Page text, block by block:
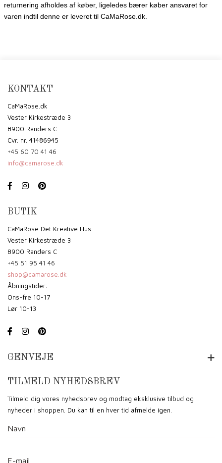
returnering afholdes af køber, ligeledes bærer køber ansvaret for
varen indtil denne er leveret til CaMaRose.dk.
KONTAKT
CaMaRose.dk
Vester Kirkestræde 3
8900 Randers C
Cvr. nr. 41486945
+45 60 70 41 46
info@camarose.dk
BUTIK
CaMaRose Det Kreative Hus
Vester Kirkestræde 3
8900 Randers C
+45 51 95 41 46
shop@camarose.dk
Åbningstider:
Ons-fre 10-17
Lør 10-13
GENVEJE
TILMELD NYHEDSBREV
Tilmeld dig vores nyhedsbrev og modtag eksklusive tilbud og
nyheder i shoppen. Du kan til en hver tid afmelde igen.